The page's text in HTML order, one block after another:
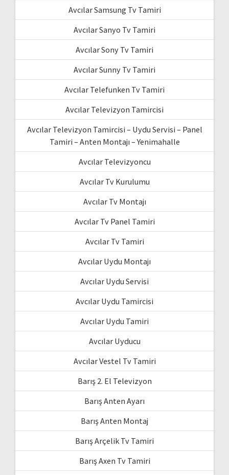
Avcılar Samsung Tv Tamiri
Avcılar Sanyo Tv Tamiri
Avcılar Sony Tv Tamiri
Avcılar Sunny Tv Tamiri
Avcılar Telefunken Tv Tamiri
Avcılar Televizyon Tamircisi
Avcılar Televizyon Tamircisi – Uydu Servisi – Panel
Tamiri – Anten Montajı – Yenimahalle
Avcılar Televizyoncu
Avcılar Tv Kurulumu
Avcılar Tv Montajı
Avcılar Tv Panel Tamiri
Avcılar Tv Tamiri
Avcılar Uydu Montajı
Avcılar Uydu Servisi
Avcılar Uydu Tamircisi
Avcılar Uydu Tamiri
Avcılar Uyducu
Avcılar Vestel Tv Tamiri
Barış 2. El Televizyon
Barış Anten Ayarı
Barış Anten Montaj
Barış Arçelik Tv Tamiri
Barış Axen Tv Tamiri